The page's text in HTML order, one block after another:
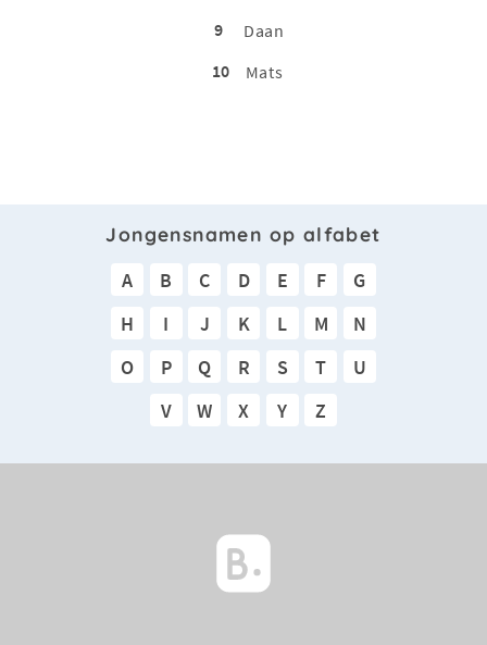
9
Daan
10
Mats
Jongensnamen op alfabet
A B C D E F
G
H
I J K L M
N
O
P Q R S T
U
V
W X Y Z